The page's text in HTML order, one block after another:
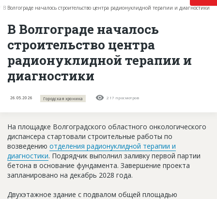
О проекте
Горячие объекты
База строящихся объектов
Инвестпроекты
Глоссарий
Новости
Платные услуги
Пресс-релизы
Правила работы
В Волгограде началось строительство центра радионуклидной терапии и диагностики
В Волгограде началось
строительство центра
радионуклидной терапии и
диагностики
26.05.2026 Городская хроника 217 просмотров
На площадке Волгоградского областного онкологического
диспансера стартовали строительные работы по
возведению отделения радионуклидной терапии и
диагностики. Подрядчик выполнил заливку первой партии
бетона в основание фундамента. Завершение проекта
запланировано на декабрь 2028 года.
Двухэтажное здание с подвалом общей площадью